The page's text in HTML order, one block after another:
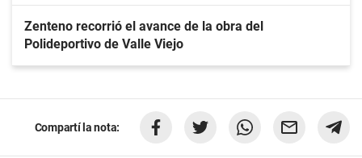
Zenteno recorrió el avance de la obra del
Polideportivo de Valle Viejo
Compartí la nota: